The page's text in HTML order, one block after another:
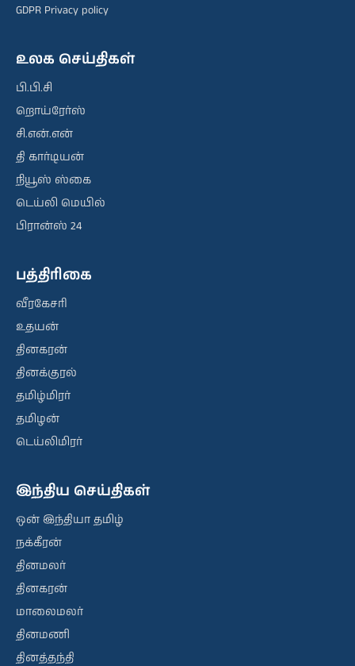
GDPR Privacy policy
உலக செய்திகள்
பி.பி.சி
றொய்ரேர்ஸ்
சி.என்.என்
தி கார்டியன்
நியூஸ் ஸ்கை
டெய்லி மெயில்
பிரான்ஸ் 24
பத்திரிகை
வீரகேசரி
உதயன்
தினகரன்
தினக்குரல்
தமிழ்மிரர்
தமிழன்
டெய்லிமிரர்
இந்திய செய்திகள்
ஒன் இந்தியா தமிழ்
நக்கீரன்
தினமலர்
தினகரன்
மாலைமலர்
தினமணி
தினத்தந்தி